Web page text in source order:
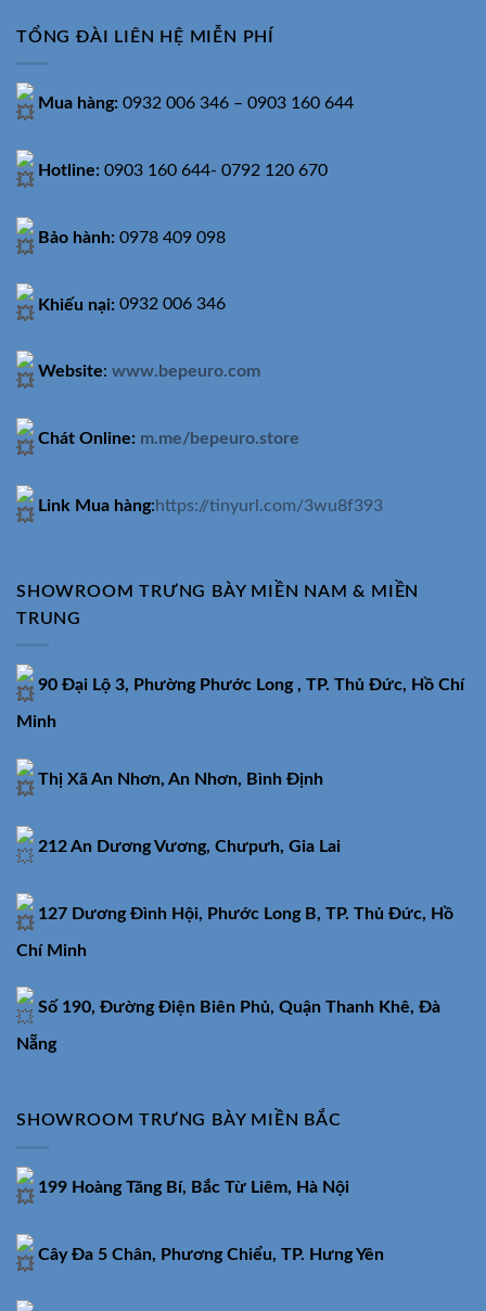
TỔNG ĐÀI LIÊN HỆ MIỄN PHÍ
Mua hàng: 0932 006 346 – 0903 160 644
Hotline: 0903 160 644- 0792 120 670
Bảo hành: 0978 409 098
Khiếu nại: 0932 006 346
Website: www.bepeuro.com
Chát Online: m.me/bepeuro.store
Link Mua hàng:https://tinyurl.com/3wu8f393
SHOWROOM TRƯNG BÀY MIỀN NAM & MIỀN
TRUNG
90 Đại Lộ 3, Phường Phước Long , TP. Thủ Đức, Hồ Chí
Minh
Thị Xã An Nhơn, An Nhơn, Bình Định
212 An Dương Vương, Chưpưh, Gia Lai
127 Dương Đình Hội, Phước Long B, TP. Thủ Đức, Hồ
Chí Minh
Số 190, Đường Điện Biên Phủ, Quận Thanh Khê, Đà
Nẵng
SHOWROOM TRƯNG BÀY MIỀN BẮC
199 Hoàng Tăng Bí, Bắc Từ Liêm, Hà Nội
Cây Đa 5 Chân, Phương Chiểu, TP. Hưng Yên